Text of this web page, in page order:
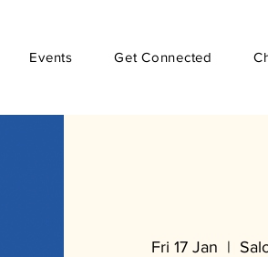
Events Get Connected
Fri 17 Jan
  |